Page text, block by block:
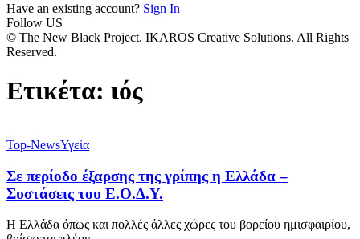
Have an existing account? Sign In
Follow US
© The New Black Project. IKAROS Creative Solutions. All Rights
Reserved.
Ετικέτα: ιός
Top-NewsΥγεία
Σε περίοδο έξαρσης της γρίπης η Ελλάδα –
Συστάσεις του Ε.Ο.Δ.Υ.
Η Ελλάδα όπως και πολλές άλλες χώρες του βορείου ημισφαιρίου,